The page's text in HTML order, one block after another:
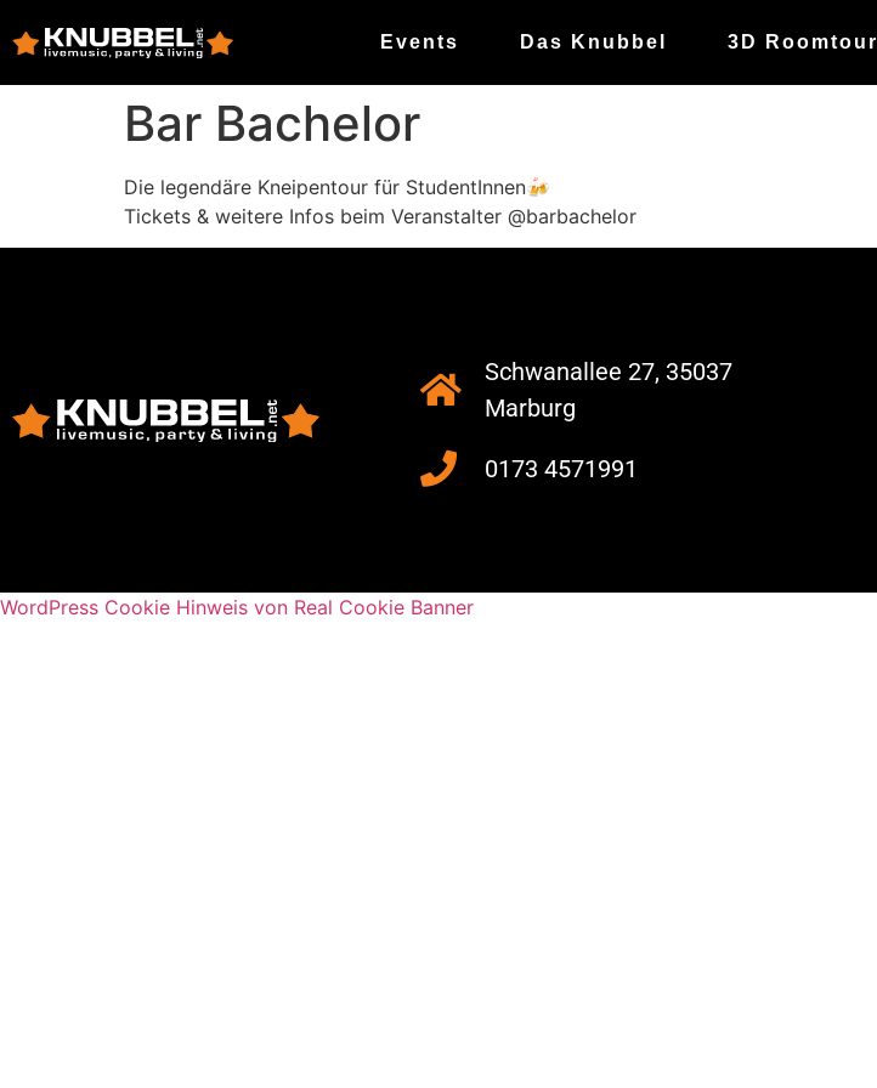
Events Das Knubbel 3D Roomtour
Bar Bachelor
Die legendäre Kneipentour für StudentInnen🍻
Tickets & weitere Infos beim Veranstalter @barbachelor
Schwanallee 27, 35037
Marburg
0173 4571991
WordPress Cookie Hinweis von Real Cookie Banner